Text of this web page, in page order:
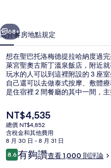
丁
溫
泉
飯
店
的
相
片
集
個 下一個
68+
簡介客房地點規定
想在聖巴托洛梅德提拉哈納度過
萊宮聖奧古斯丁溫泉飯店，附近
玩水的人可以到這裡附設的 3 座
自己還可以去做泰式按摩、敷體
是住宿裡 2 間餐廳的其中一間，
的友善員工讚不絕口。
目
前
的
價
格
是
NT$4,535
總價 NT$4,852
含稅金和其他費用
8 月 30 日 - 8 月 31 日
評
論
8.68.6 分，滿分 10 分，
有夠讚查看 1,000 則評論